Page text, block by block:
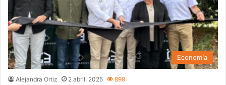
Economía
Alejandra Ortiz 2 abril, 2025 898